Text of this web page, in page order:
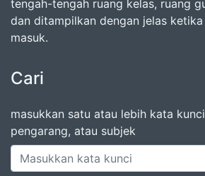
tengah-tengah ruang kelas, ruang
dan ditampilkan dengan jelas
masuk.
Cari
masukkan satu atau lebih kata
pengarang, atau subjek